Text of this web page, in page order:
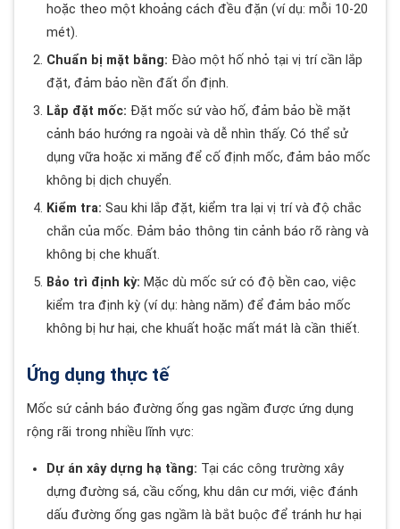
hoặc theo một khoảng cách đều đặn (ví dụ: mỗi 10-20
mét).
Chuẩn bị mặt bằng: Đào một hố nhỏ tại vị trí cần lắp
đặt, đảm bảo nền đất ổn định.
Lắp đặt mốc: Đặt mốc sứ vào hố, đảm bảo bề mặt
cảnh báo hướng ra ngoài và dễ nhìn thấy. Có thể sử
dụng vữa hoặc xi măng để cố định mốc, đảm bảo mốc
không bị dịch chuyển.
Kiểm tra: Sau khi lắp đặt, kiểm tra lại vị trí và độ chắc
chắn của mốc. Đảm bảo thông tin cảnh báo rõ ràng và
không bị che khuất.
Bảo trì định kỳ: Mặc dù mốc sứ có độ bền cao, việc
kiểm tra định kỳ (ví dụ: hàng năm) để đảm bảo mốc
không bị hư hại, che khuất hoặc mất mát là cần thiết.
Ứng dụng thực tế
Mốc sứ cảnh báo đường ống gas ngầm được ứng dụng
rộng rãi trong nhiều lĩnh vực:
Dự án xây dựng hạ tầng: Tại các công trường xây
dựng đường sá, cầu cống, khu dân cư mới, việc đánh
dấu đường ống gas ngầm là bắt buộc để tránh hư hại